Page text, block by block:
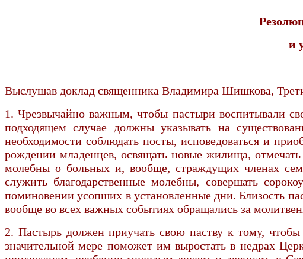
и
Выслушав доклад священника Владимира Шишкова,
1. Чрезвычайно важным, чтобы пастыри воспитывали
подходящем случае должны указывать на
необходимости соблюдать посты, исповедоваться и
рождении младенцев, освящать новые жилища,
молебны о больных и, вообще, страждущих членах
служить благодарственные молебны, совершать
поминовении усопших в установленные дни. Близость
вообще во всех важных событиях обращались за
2. Пастырь должен приучать свою паству к тому,
значительной мере поможет им выростать в недрах